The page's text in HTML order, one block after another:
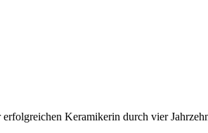
Keramikerin durch vier